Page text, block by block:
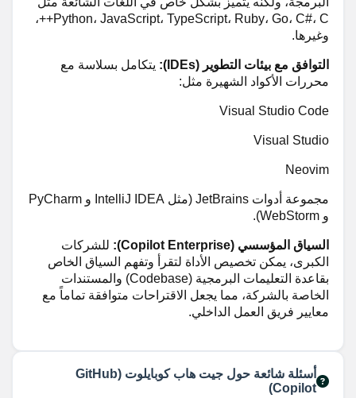
Python، JavaScript، TypeScript، Ruby، Go، C#، C++،
وغيرها.
التوافق مع بيئات التطوير (IDEs):
يتكامل بسلاسة مع
محررات الأكواد الشهيرة مثل:
Visual Studio Code
Visual Studio
Neovim
مجموعة أدوات JetBrains (مثل IntelliJ IDEA و PyCharm
و WebStorm).
السياق المؤسسي (Copilot Enterprise):
للشركات
الكبرى، يمكن تخصيص الأداة لتقرأ وتفهم السياق الخاص
بقاعدة التعليمات البرمجية (Codebase) والمستندات
الخاصة بالشركة، مما يجعل الاقتراحات متوافقة تماماً مع
معايير فريق العمل الداخلي.
أسئلة شائعة حول جيت هاب كوبايلوت (GitHub
Copilot)